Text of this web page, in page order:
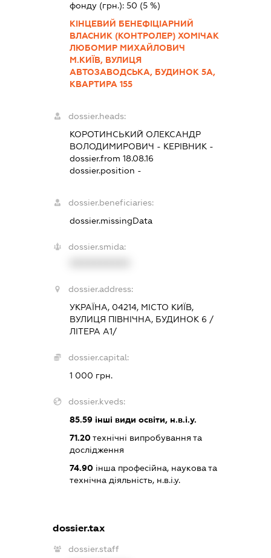
фонду (грн.): 50 (5 %)
КІНЦЕВИЙ БЕНЕФІЦІАРНИЙ
ВЛАСНИК (КОНТРОЛЕР) ХОМІЧАК
ЛЮБОМИР МИХАЙЛОВИЧ
М.КИЇВ, ВУЛИЦЯ
АВТОЗАВОДСЬКА, БУДИНОК 5А,
КВАРТИРА 155
dossier.heads:
КОРОТИНСЬКИЙ ОЛЕКСАНДР
ВОЛОДИМИРОВИЧ - КЕРІВНИК-
dossier.from 18.08.16
dossier.position -
dossier.beneficiaries:
dossier.missingData
dossier.smida:
dossier.address:
УКРАЇНА, 04214, МІСТО КИЇВ,
ВУЛИЦЯ ПІВНІЧНА, БУДИНОК 6 /
ЛІТЕРА А1/
dossier.capital:
1 000 грн.
dossier.kveds:
85.59інші види освіти, н.в.і.у.
71.20технічні випробування та
дослідження
74.90інша професійна, наукова та
технічна діяльність, н.в.і.у.
dossier.tax
dossier.staff